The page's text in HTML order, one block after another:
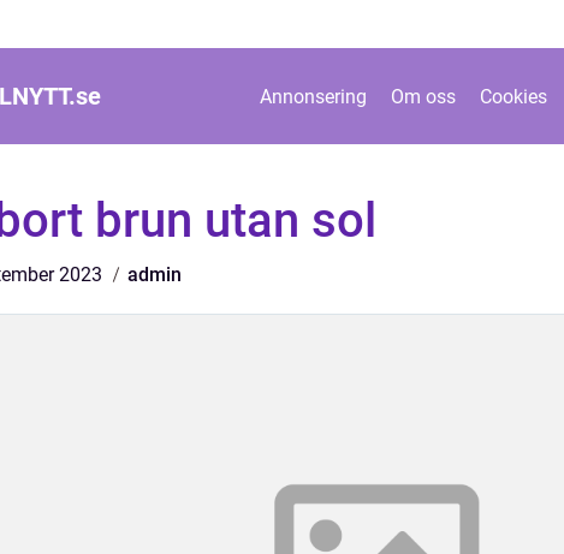
se Annonsering Om oss Cookies
brun utan sol
2023 admin